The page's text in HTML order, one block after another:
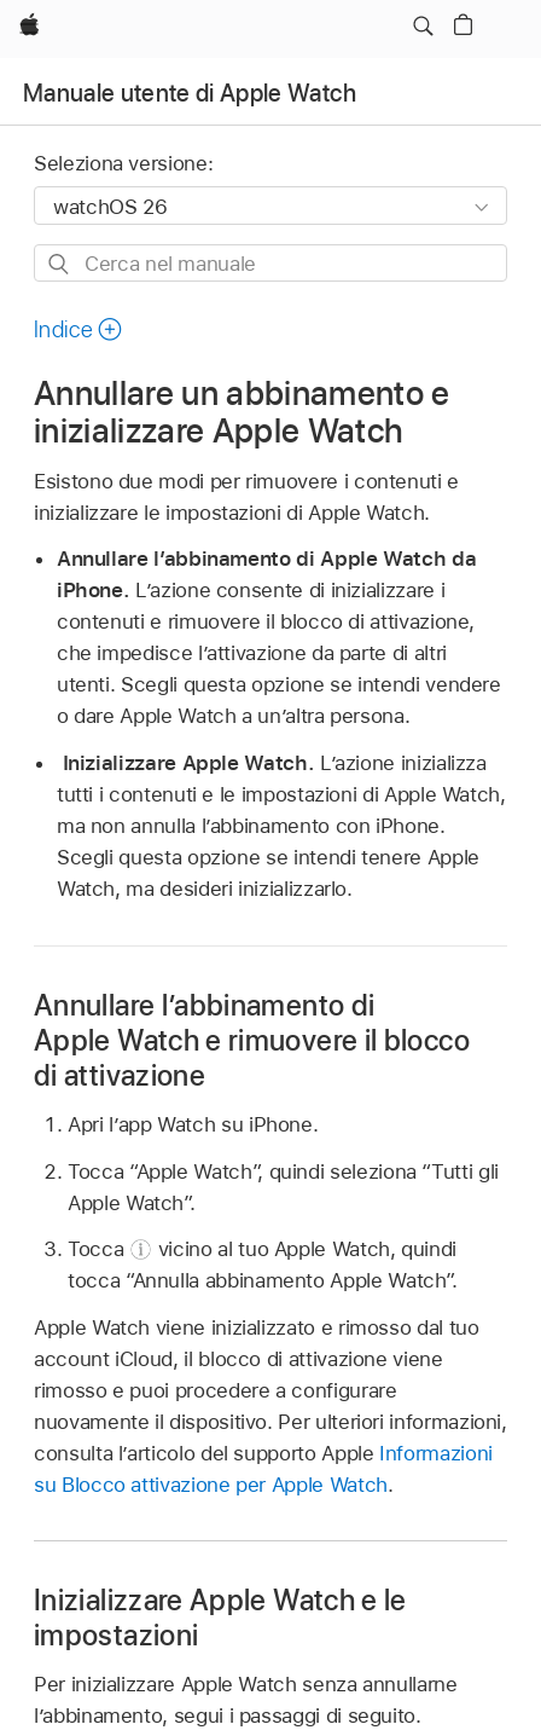
Apple
Manuale utente di Apple Watch
Seleziona versione:
Cerca
manuale
Indice
Annullare un abbinamento e
inizializzare Apple Watch
Esistono due modi per rimuovere i contenuti e
inizializzare le impostazioni di Apple Watch.
Annullare l’abbinamento di Apple Watch da
iPhone. L’azione consente di inizializzare i
contenuti e rimuovere il blocco di attivazione,
che impedisce l’attivazione da parte di altri
utenti. Scegli questa opzione se intendi vendere
o dare Apple Watch a un’altra persona.
Inizializzare Apple Watch. L’azione inizializza
tutti i contenuti e le impostazioni di Apple Watch,
ma non annulla l’abbinamento con iPhone.
Scegli questa opzione se intendi tenere Apple
Watch, ma desideri inizializzarlo.
Annullare l’abbinamento di
Apple Watch e rimuovere il blocco
di attivazione
Apri l’app Watch su iPhone.
Tocca “Apple Watch”, quindi seleziona “Tutti gli
Apple Watch”.
Tocca
vicino al tuo Apple Watch, quindi
tocca “Annulla abbinamento Apple Watch”.
Apple Watch viene inizializzato e rimosso dal tuo
account iCloud, il blocco di attivazione viene
rimosso e puoi procedere a configurare
nuovamente il dispositivo. Per ulteriori informazioni,
consulta l’articolo del supporto Apple Informazioni
su Blocco attivazione per Apple Watch.
Inizializzare Apple Watch e le
impostazioni
Per inizializzare Apple Watch senza annullarne
l’abbinamento, segui i passaggi di seguito.